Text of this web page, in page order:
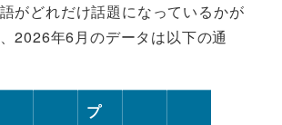
がどれだけ話題になっているかが
2026年6月のデータは以下の通
プ